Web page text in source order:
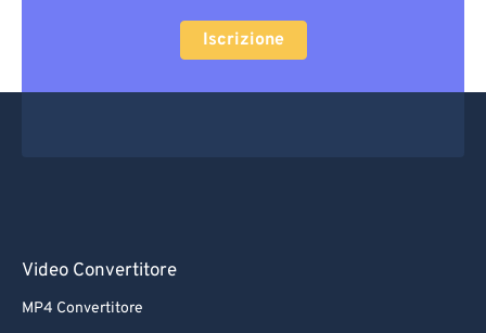
Iscrizione
Video Convertitore
MP4 Convertitore